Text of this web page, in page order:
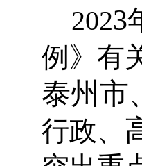
2023
例》有
泰州市
行政、